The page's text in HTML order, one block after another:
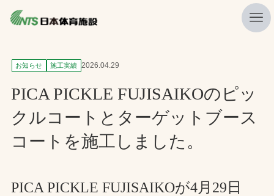
私たちの強み
プレスリリース
レポート
施工・管理実績一覧
お知らせ 施工実績 2026.04.29
PICA PICKLE FUJISAIKOのピッ
クルコートとターゲットブース
コートを施工しました。
PICA PICKLE FUJISAIKOが4月29日